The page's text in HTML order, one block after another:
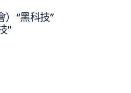
）“黑科技”
”